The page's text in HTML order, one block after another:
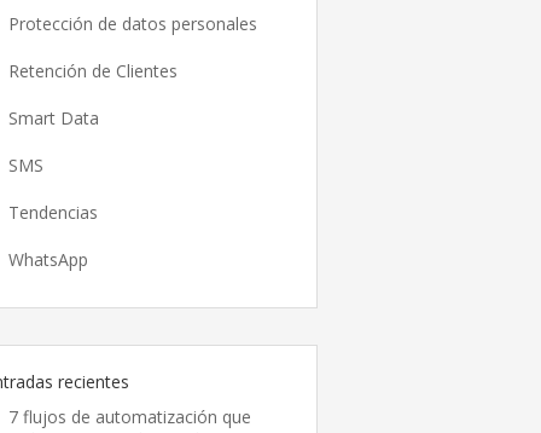
Protección de datos personales
Retención de Clientes
Smart Data
SMS
Tendencias
WhatsApp
recientes
7 flujos de automatización que